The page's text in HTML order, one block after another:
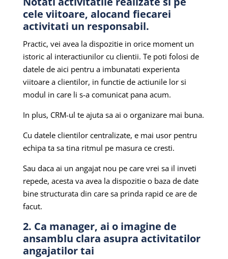
cele viitoare, alocand fiecarei
activitati un responsabil.
Practic, vei avea la dispozitie in orice moment un
istoric al interactiunilor cu clientii. Te poti folosi de
datele de aici pentru a imbunatati experienta
viitoare a clientilor, in functie de actiunile lor si
modul in care li s-a comunicat pana acum.
In plus, CRM-ul te ajuta sa ai o organizare mai buna.
Cu datele clientilor centralizate, e mai usor pentru
echipa ta sa tina ritmul pe masura ce cresti.
Sau daca ai un angajat nou pe care vrei sa il inveti
repede, acesta va avea la dispozitie o baza de date
bine structurata din care sa prinda rapid ce are de
facut.
2. Ca manager, ai o imagine de
ansamblu clara asupra activitatilor
angajatilor tai